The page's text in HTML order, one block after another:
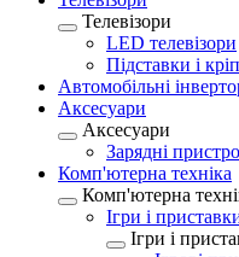
Телевізори
LED телевізори
Підставки і
Автомобільні
Аксесуари
Аксесуари
Зарядні
Комп'ютерна техніка
Комп'ютерна
Ігри і
Ігри і